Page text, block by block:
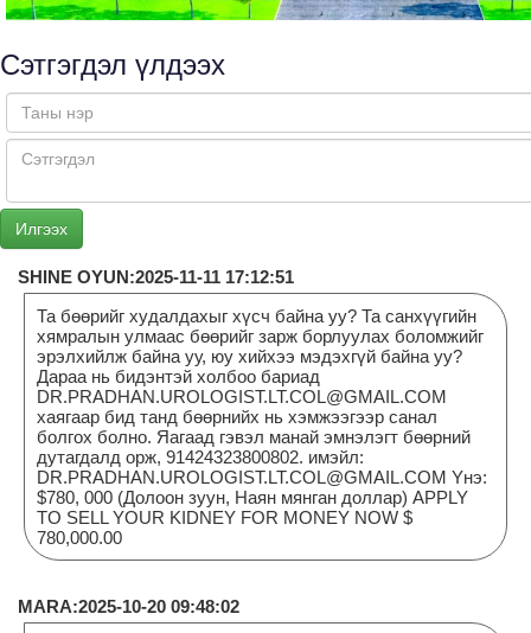
Сэтгэгдэл үлдээх
SHINE OYUN:2025-11-11 17:12:51
Та бөөрийг худалдахыг хүсч байна уу? Та санхүүгийн
хямралын улмаас бөөрийг зарж борлуулах боломжийг
эрэлхийлж байна уу, юу хийхээ мэдэхгүй байна уу?
Дараа нь бидэнтэй холбоо бариад
DR.PRADHAN.UROLOGIST.LT.COL@GMAIL.COM
хаягаар бид танд бөөрнийх нь хэмжээгээр санал
болгох болно. Яагаад гэвэл манай эмнэлэгт бөөрний
дутагдалд орж, 91424323800802. имэйл:
DR.PRADHAN.UROLOGIST.LT.COL@GMAIL.COM Yнэ:
$780, 000 (Долоон зуун, Наян мянган доллар) APPLY
TO SELL YOUR KIDNEY FOR MONEY NOW $
780,000.00
MARA:2025-10-20 09:48:02